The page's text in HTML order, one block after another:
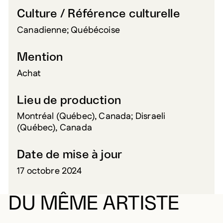
Culture / Référence culturelle
Canadienne; Québécoise
Mention
Achat
Lieu de production
Montréal (Québec), Canada; Disraeli
(Québec), Canada
Date de mise à jour
17 octobre 2024
DU MÊME ARTISTE